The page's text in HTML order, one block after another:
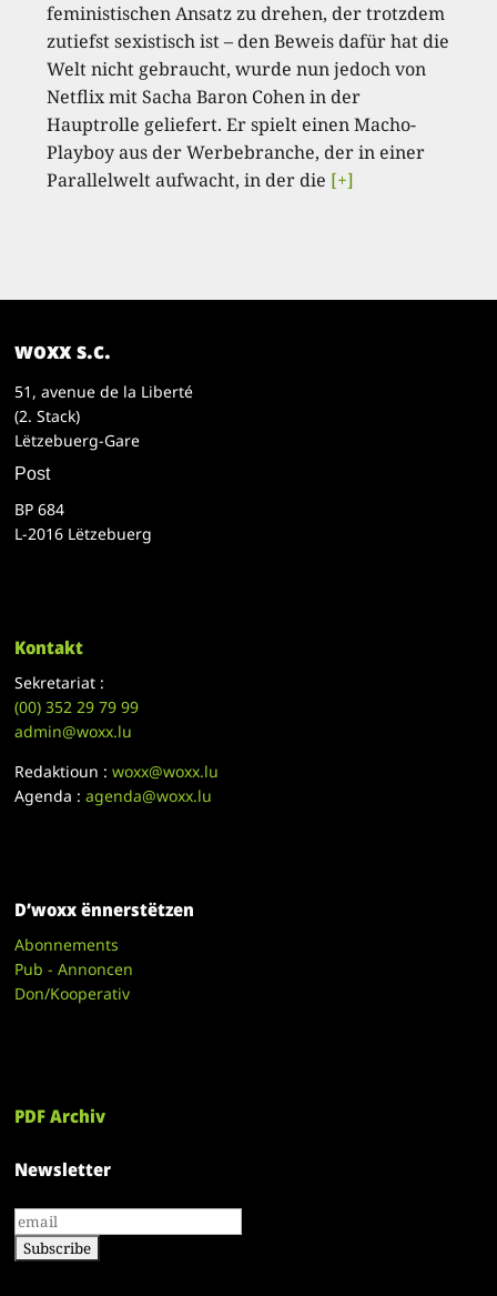
feministischen Ansatz zu drehen, der trotzdem
zutiefst sexistisch ist – den Beweis dafür hat die
Welt nicht gebraucht, wurde nun jedoch von
Netflix mit Sacha Baron Cohen in der
Hauptrolle geliefert. Er spielt einen Macho-
Playboy aus der Werbebranche, der in einer
Parallelwelt aufwacht, in der die [+]
woxx s.c.
51, avenue de la Liberté
(2. Stack)
Lëtzebuerg-Gare
Post
BP 684
L-2016 Lëtzebuerg
Kontakt
Sekretariat :
(00)352 29 79 99
admin@woxx.lu
Redaktioun :woxx@woxx.lu
Agenda :agenda@woxx.lu
D’woxx ënnerstëtzen
Abonnements
Pub - Annoncen
Don/Kooperativ
PDF Archiv
Newsletter